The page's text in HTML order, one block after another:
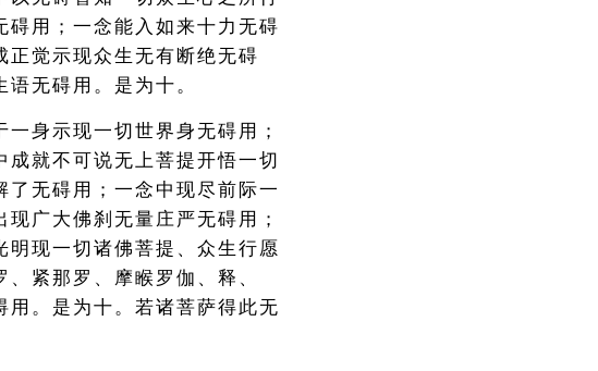
用；一念能入如来十力无碍
正觉示现众生无有断绝无碍
无碍用。是为十。
身示现一切世界身无碍用；
就不可说无上菩提开悟一切
无碍用；一念中现尽前际一
广大佛刹无量庄严无碍用；
现一切诸佛菩提、众生行愿
紧那罗、摩睺罗伽、释、
。是为十。若诸菩萨得此无